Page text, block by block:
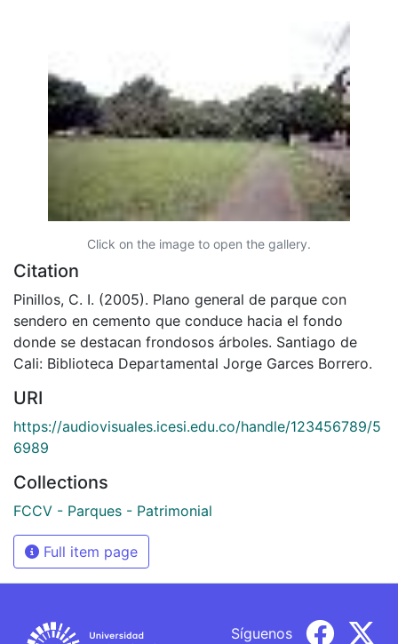
Click on the image to open the gallery.
Citation
Pinillos, C. I. (2005). Plano general de parque con
sendero en cemento que conduce hacia el fondo
donde se destacan frondosos árboles. Santiago de
Cali: Biblioteca Departamental Jorge Garces Borrero.
URI
https://audiovisuales.icesi.edu.co/handle/123456789/5
6989
Collections
FCCV - Parques - Patrimonial
Full item page
Síguenos